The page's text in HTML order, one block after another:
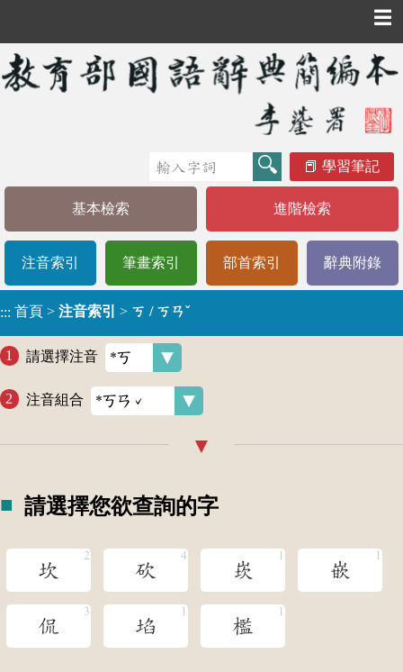
☰
學習筆記
基本檢索 進階檢索
注音索引 筆畫索引 部首索引 辭典附錄
::: 首頁 > 注音索引 > ㄎ / ㄎㄢˇ
請選擇注音
注音組合
請選擇您欲查詢的字
坎 砍 崁 嵌
侃 埳 檻